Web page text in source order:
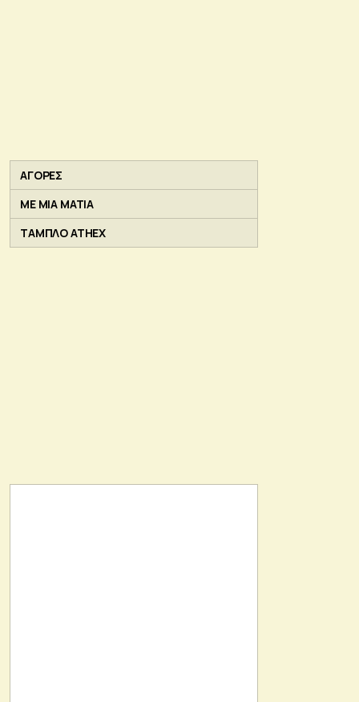
ΑΓΟΡΕΣ
ΜΕ ΜΙΑ ΜΑΤΙΑ
ΤΑΜΠΛΟ ATHEX